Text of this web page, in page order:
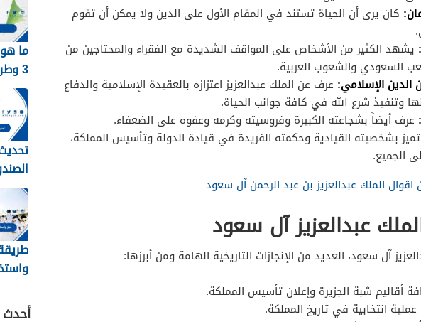
كان يرى أن الحياة تستند في المقام الأول على الدين ولا يمكن أن تقوم
يشهد الكثير من الأشخاص على المواقف الشديدة مع الفقراء والمحتاجين من
السعودي والشعوب العربية.
الدين الإسلامي: عرف عن الملك عبدالعزيز اعتزازه بالعقيدة الإسلامية والدفاع
وتنفيذ شرع الله في كافة جوانب الحياة.
عرف أيضاً بشجاعته الكبيرة وفروسيته وكرمه وعفوه على الضعفاء.
تميز بشخصيته القيادية وحكمته الفريدة في قيادة الدولة وتأسيس المملكة،
الجميع.
اقوال الملك عبدالعزيز بن عبد الرحمن آل سعود
عبدالعزيز آل سعود
آل سعود، العديد من الإنجازات التاريخية الهامة ومن أبرزها:
أقاليم شبة الجزيرة وإعلان تأسيس المملكة.
عملية انتخابية في تاريخ المملكة.
ما
3
نظام
أحدث